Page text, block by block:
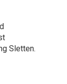
Sletten.